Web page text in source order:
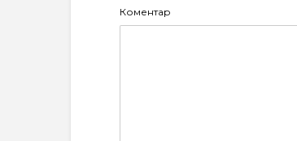
Коментар